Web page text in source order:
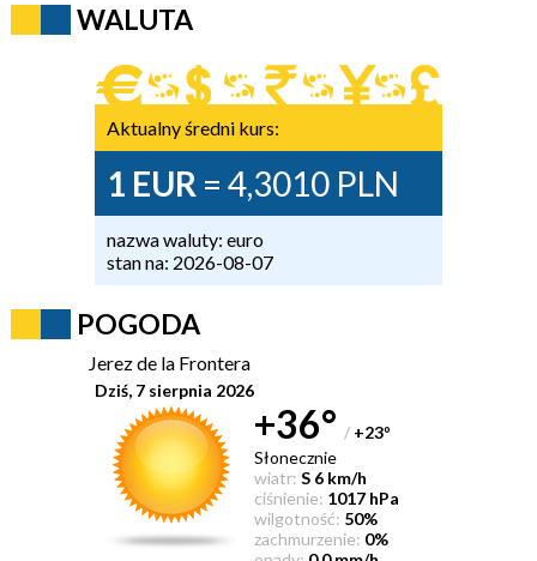
WALUTA
Aktualny średni kurs:
1 EUR = 4,3010 PLN
nazwa waluty: euro
stan na: 2026-08-07
POGODA
Jerez de la Frontera
Dziś, 7 sierpnia 2026
+36° / +23°
Słonecznie
wiatr: S 6 km/h
ciśnienie: 1017 hPa
wilgotność: 50%
zachmurzenie: 0%